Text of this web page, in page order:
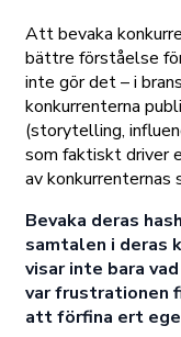
Att bevaka
bättre förståelse
inte gör det – i
konkurrenterna
(storytelling,
som faktiskt driver
av konkurrenternas
Bevaka deras
samtalen i deras
visar inte bara
var frustrationen
att förfina ert